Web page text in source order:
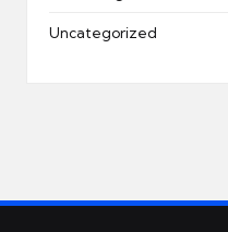
Uncategorized